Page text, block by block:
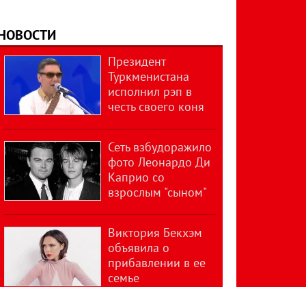
Президент
Туркменистана
исполнил рэп в
честь своего коня
Сеть взбудоражило
фото Леонардо Ди
Каприо со
взрослым "сыном"
Виктория Бекхэм
объявила о
прибавлении в ее
семье